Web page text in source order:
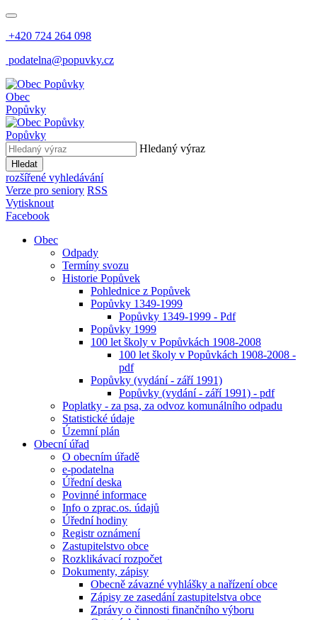
+420 724 264 098
podatelna@popuvky.cz
Obec
Popůvky
Popůvky
Hledaný výraz
Hledat
rozšířené vyhledávání
Verze pro seniory RSS
Vytisknout
Facebook
Obec
Odpady
Termíny svozu
Historie Popůvek
Pohlednice z Popůvek
Popůvky 1349-1999
Popůvky 1349-1999 - Pdf
Popůvky 1999
100 let školy v Popůvkách 1908-2008
100 let školy v Popůvkách 1908-2008 -
pdf
Popůvky (vydání - září 1991)
Popůvky (vydání - září 1991) - pdf
Poplatky - za psa, za odvoz komunálního odpadu
Statistické údaje
Územní plán
Obecní úřad
O obecním úřadě
e-podatelna
Úřední deska
Povinné informace
Info o zprac.os. údajů
Úřední hodiny
Registr oznámení
Zastupitelstvo obce
Rozklikávací rozpočet
Dokumenty, zápisy
Obecně závazné vyhlášky a nařízení obce
Zápisy ze zasedání zastupitelstva obce
Zprávy o činnosti finančního výboru